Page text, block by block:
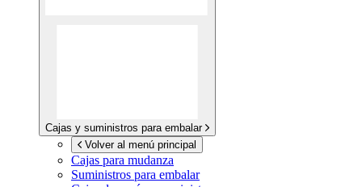
Cajas y suministros para embalar
Volver al menú principal
Cajas para mudanza
Suministros para embalar